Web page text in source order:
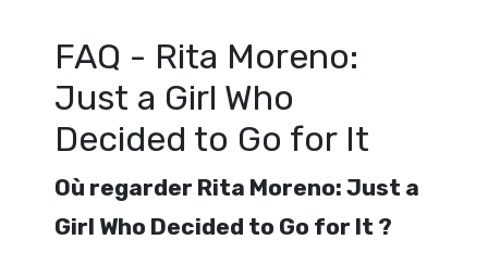
FAQ - Rita Moreno:
Just a Girl Who
Decided to Go for It
Où regarder Rita Moreno: Just a
Girl Who Decided to Go for It ?